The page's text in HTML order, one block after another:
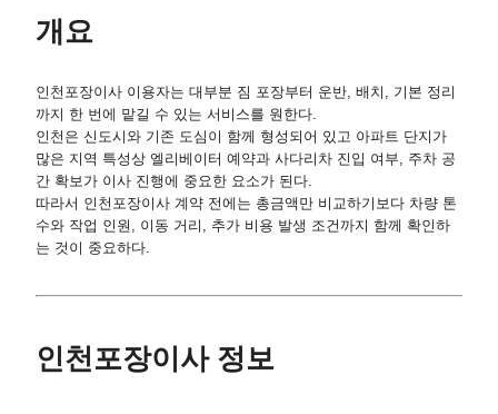
개요
인천포장이사 이용자는 대부분 짐 포장부터 운반, 배치, 기본 정리
까지 한 번에 맡길 수 있는 서비스를 원한다.
인천은 신도시와 기존 도심이 함께 형성되어 있고 아파트 단지가
많은 지역 특성상 엘리베이터 예약과 사다리차 진입 여부, 주차 공
간 확보가 이사 진행에 중요한 요소가 된다.
따라서 인천포장이사 계약 전에는 총금액만 비교하기보다 차량 톤
수와 작업 인원, 이동 거리, 추가 비용 발생 조건까지 함께 확인하
는 것이 중요하다.
인천포장이사 정보